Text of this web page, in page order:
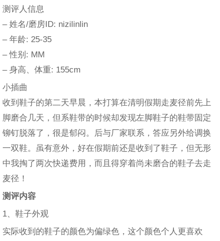
测评人信息
– 姓名/磨房ID: nizilinlin
– 年龄: 25-35
– 性别: MM
– 身高、体重: 155cm
小插曲
收到鞋子的第二天早晨，本打算在清明假期走麦径前先上
脚磨合几天，但系鞋带的时候却发现左脚鞋子的鞋带固定
铆钉脱落了，很是郁闷。后与厂家联系，答应另外给调换
一双鞋。虽有意外，好在假期前还是收到了鞋子，但无形
中我掏了两次快递费用，而且得穿着尚未磨合的鞋子去走
麦径！
测评内容
1、鞋子外观
实际收到的鞋子的颜色为偏绿色，这个颜色个人更喜欢